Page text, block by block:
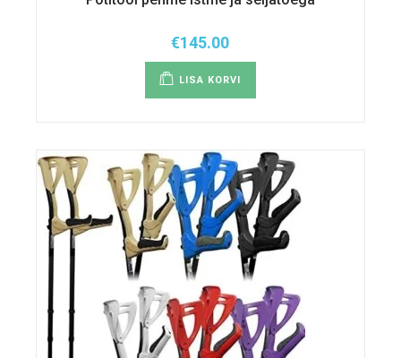
€145.00
LISA KORVI